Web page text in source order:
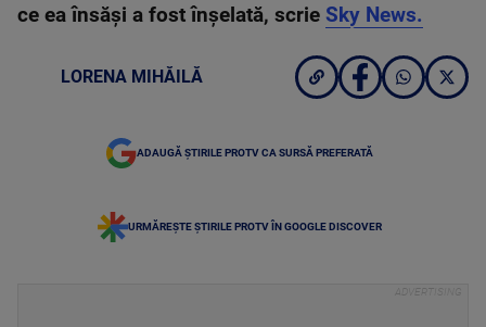
ce ea însăși a fost înșelată, scrie Sky News.
LORENA MIHĂILĂ
ADAUGĂ ȘTIRILE PROTV CA SURSĂ PREFERATĂ
URMĂREȘTE ȘTIRILE PROTV ÎN GOOGLE DISCOVER